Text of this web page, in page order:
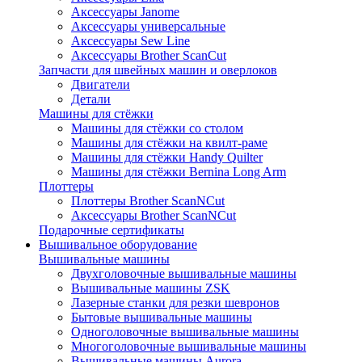
Аксессуары Janome
Аксессуары универсальные
Аксессуары Sew Line
Аксессуары Brother ScanCut
Запчасти для швейных машин и оверлоков
Двигатели
Детали
Машины для стёжки
Машины для стёжки со столом
Машины для стёжки на квилт-раме
Машины для стёжки Handy Quilter
Машины для стёжки Bernina Long Arm
Плоттеры
Плоттеры Brother ScanNCut
Аксессуары Brother ScanNCut
Подарочные сертификаты
Вышивальное оборудование
Вышивальные машины
Двухголовочные вышивальные машины
Вышивальные машины ZSK
Лазерные станки для резки шевронов
Бытовые вышивальные машины
Одноголовочные вышивальные машины
Многоголовочные вышивальные машины